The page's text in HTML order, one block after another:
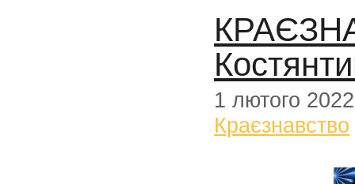
1 лютого 2022
Краєзнавство